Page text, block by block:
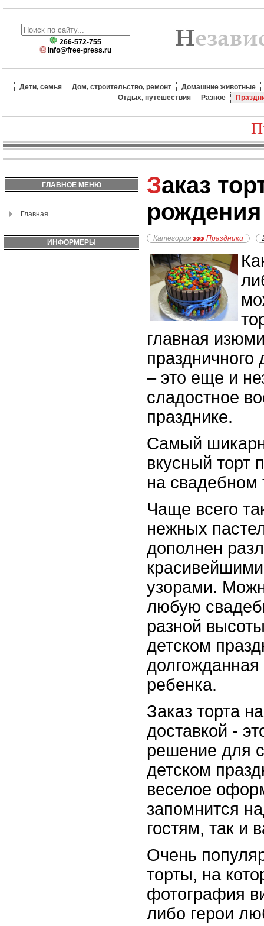
266-572-755
info@free-press.ru
Дети, семья Дом, строительство, ремонт
Домашние животные
Отдых, путешествия
Разное
ГЛАВНОЕ МЕНЮ
Главная
ИНФОРМЕРЫ
Заказ торта на день
Категория Праздники
главная
– это еще и
сладостное
празднике.
Самый
вкусный торт
на свадебном
Чаще всего
нежных
дополнен
узорами.
любую
разной
детском
ребенка.
Заказ торта
доставкой -
решение для
детском
веселое
запомнится
гостям, так и
Очень
торты, на
фотография
либо герои